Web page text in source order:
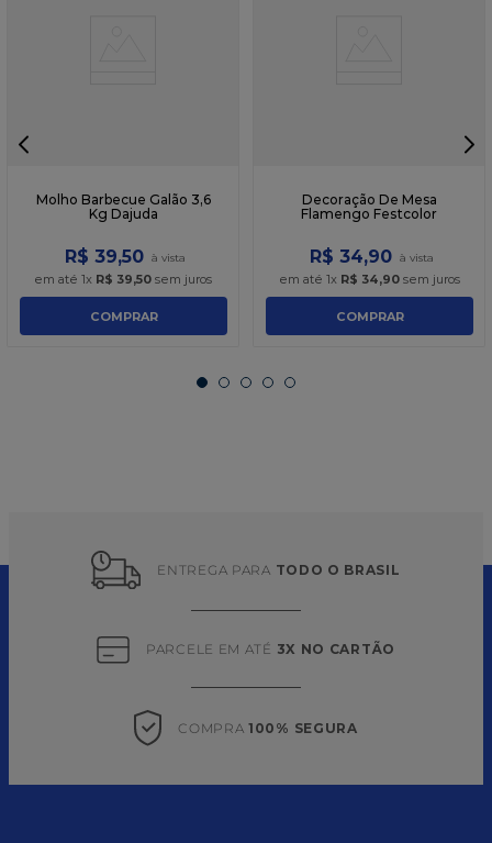
Molho Barbecue Galão 3,6
Kg Dajuda
R$ 39,50
em até 1x R$ 39,50 sem juros
COMPRAR
Decoração De Mesa
Flamengo Festcolor
R$ 34,90
em até 1x R$ 34,90sem juros
COMPRAR
ENTREGA PARA TODO O BRASIL
PARCELE EM ATÉ 3X NO CARTÃO
COMPRA 100% SEGURA